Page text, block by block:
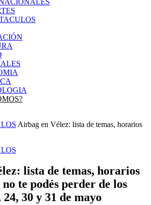
Airbag en Vélez: lista de temas, horarios
lista de temas, horarios
te podés perder de los
24, 30 y 31 de mayo